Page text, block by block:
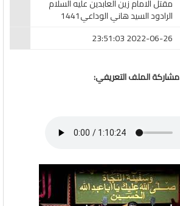
مقتل الامام زين العابدين عليه السلام
الرادود السيد هاني الوداعي1441
2022-06-26 23:51:03
مشاركة الملف التعريفي: